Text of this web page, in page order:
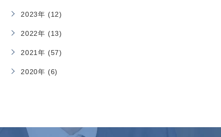
2023年 (12)
2022年 (13)
2021年 (57)
2020年 (6)